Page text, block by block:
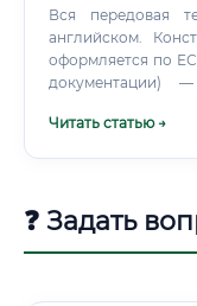
Вся передовая
английском.
оформляется по
документации)
Читать статью →
❓ Задать